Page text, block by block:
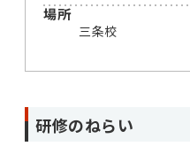
場所
三条校
研修のねらい